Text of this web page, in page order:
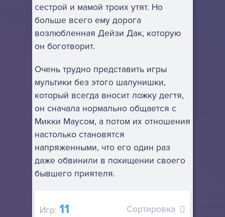
сестрой и мамой троих утят. Но
больше всего ему дорога
возлюбленная Дейзи Дак, которую
он боготворит.
Очень трудно представить игры
мультики без этого шалунишки,
который всегда вносит ложку дегтя,
он сначала нормально общается с
Микки Маусом, а потом их отношения
настолько становятся
напряженными, что его один раз
даже обвинили в похищении своего
бывшего приятеля.
Игр: 11 Сортировка